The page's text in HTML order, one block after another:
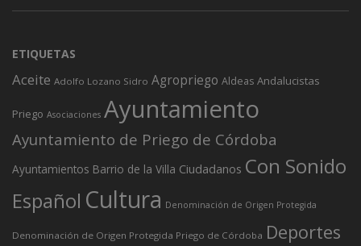
ETIQUETAS
Aceite Adolfo Lozano Sidro Agropriego Aldeas Andalucistas
Priego Asociaciones Ayuntamiento
Ayuntamiento de Priego de Córdoba
Ayuntamientos Barrio de la Villa Ciudadanos Con Sonido
Español Cultura Denominación de Origen Protegida
Denominación de Origen Protegida Priego de Córdoba Deportes